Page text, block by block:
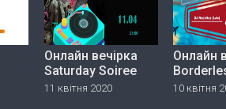
Онлайн вечірка
Saturday Soiree
11 квітня 2020
Онлайн
10 квітня